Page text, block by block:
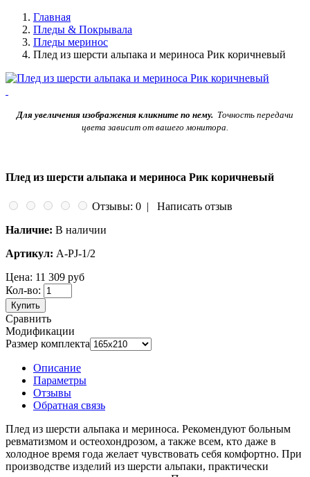
Главная
Пледы & Покрывала
Пледы меринос
Плед из шерсти альпака и мериноса Рик коричневый
Для увеличения изображения кликните по нему. Точность передачи
цвета зависит от вашего монитора.
Плед из шерсти альпака и мериноса Рик коричневый
Отзывы: 0 | Написать отзыв
Наличие: В наличии
Артикул: А-PJ-1/2
Цена: 11 309 руб
Кол-во:
Купить
Сравнить
Модификации
Размер комплекта
Описание
Параметры
Отзывы
Обратная связь
Плед из шерсти альпака и мериноса. Рекомендуют больным
ревматизмом и остеохондрозом, а также всем, кто даже в
холодное время года желает чувствовать себя комфортно. При
производстве изделий из шерсти альпаки, практически